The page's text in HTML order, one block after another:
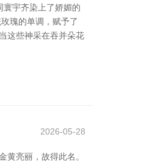
宇齐染上了娇媚的
瑰的单调，赋予了
这些神采在吞并朵花
2026-05-28
亮丽，故得此名。